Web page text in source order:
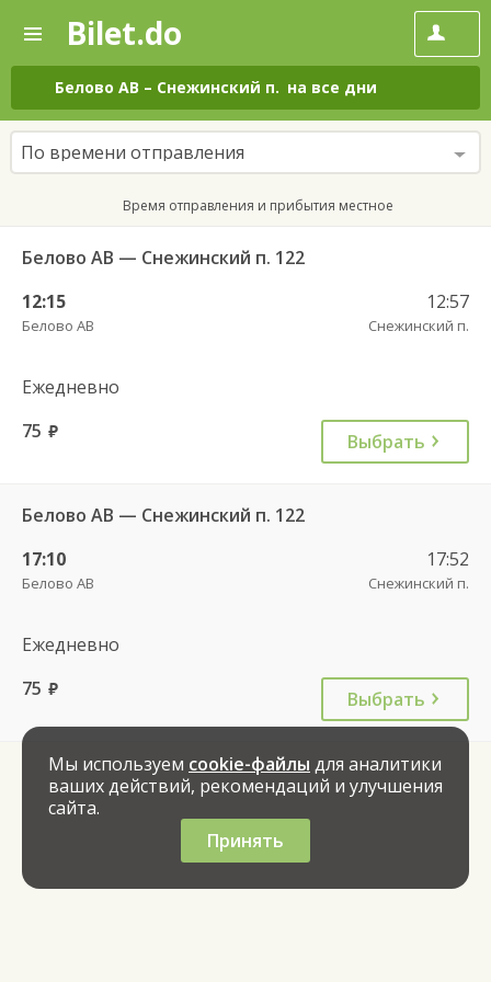
—
Поиск
и
покупка
билетов
на
автобус
онлайн
Bilet.do
Белово АВ – Снежинский п. на все дни
По времени отправления
Время отправления и прибытия местное
Белово АВ — Снежинский п. 122
12:15
Белово АВ
12:57
Снежинский п.
Ежедневно
75 руб. Выбрать
Белово АВ — Снежинский п. 122
17:10
Белово АВ
17:52
Снежинский п.
Ежедневно
75 руб. Выбрать
Мы используем cookie-файлы для аналитики
ваших действий, рекомендаций и улучшения
сайта.
Принять